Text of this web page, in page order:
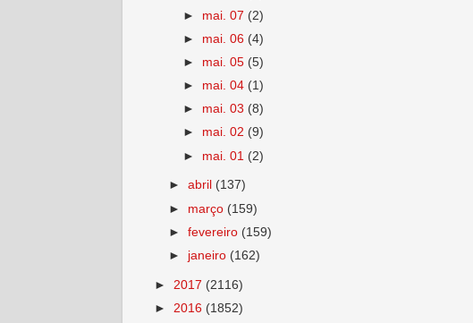
► mai. 07 (2)
► mai. 06 (4)
► mai. 05 (5)
► mai. 04 (1)
► mai. 03 (8)
► mai. 02 (9)
► mai. 01 (2)
►abril (137)
► março (159)
►fevereiro (159)
► janeiro (162)
► 2017 (2116)
► 2016 (1852)